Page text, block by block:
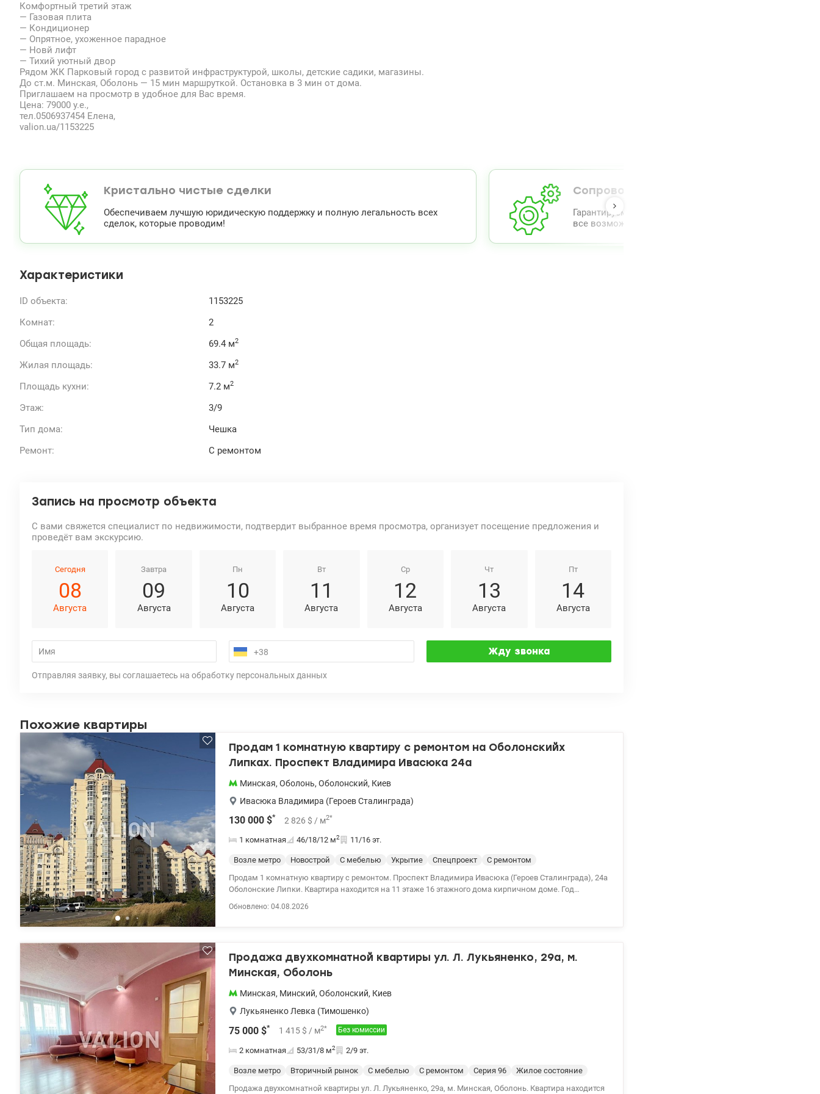
Комфортный третий этаж
— Газовая плита
— Кондиционер
— Опрятное, ухоженное парадное
— Новй лифт
— Тихий уютный двор
Рядом ЖК Парковый город с развитой инфраструктурой, школы, детские садики, магазины.
До ст.м. Минская, Оболонь — 15 мин маршруткой. Остановка в 3 мин от дома.
Приглашаем на просмотр в удобное для Вас время.
Цена: 79000 у.е.,
тел.0506937454 Елена,
valion.ua/1153225
Кристально чистые сделки
Обеспечиваем лучшую юридическую поддержку и полную легальность всех
сделок, которые проводим!
Сопровождение от А до Я
Гарантируем полный комлпекс сопровождения и
все возможное для облегчения процесса.
Характеристики
ID объекта:
1153225
Комнат:
2
Общая площадь:
69.4 м2
Жилая площадь: 33.7 м2
Площадь кухни: 7.2 м2
Этаж:
3/9
Тип дома:
Чешка
Ремонт:
С ремонтом
Запись на просмотр объекта
С вами свяжется специалист по недвижимости, подтвердит выбранное время просмотра, организует посещение предложения и
проведёт вам экскурсию.
Сегодня
08
Августа
Завтра
09
Августа
Пн
10
Августа
Вт
11
Августа
Ср
12
Августа
Чт
13
Августа
Пт
14
Августа
Отправляя заявку, вы соглашаетесь на обработку персональных данных
Похожие квартиры
Продам 1 комнатную квартиру с ремонтом на Оболонскийх
Липках. Проспект Владимира Ивасюка 24а
Минская, Оболонь, Оболонский, Киев
Ивасюка Владимира (Героев Сталинграда)
130 000 $* 2 826 $ / м2*
1 комнатная 46/18/12 м2 11/16 эт.
Возле метро Новострой С мебелью Укрытие Спецпроект
С ремонтом
Продам 1 комнатную квартиру с ремонтом. Проспект Владимира Ивасюка (Героев Сталинграда), 24а
Оболонские Липки. Квартира находится на 11 этаже 16 этажного дома кирпичном доме. Год
Обновлено: 04.08.2026
Продажа двухкомнатной квартиры ул. Л. Лукьяненко, 29а, м.
Минская, Оболонь
Минская, Минский, Оболонский, Киев
Лукьяненко Левка (Тимошенко)
75 000 $* 1 415 $ / м2* Без комиссии
2 комнатная 53/31/8 м2 2/9 эт.
Возле метро Вторичный рынок С мебелью С ремонтом Cерия 96
Жилое состояние
Продажа двухкомнатной квартиры ул. Л. Лукьяненко, 29а, м. Минская, Оболонь. Квартира находится